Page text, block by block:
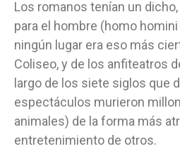
Los romanos tenían un
para el hombre (homo
ningún lugar era eso más
Coliseo, y de los anfiteatros
largo de los siete siglos que
espectáculos murieron
animales) de la forma más
entretenimiento de otros.